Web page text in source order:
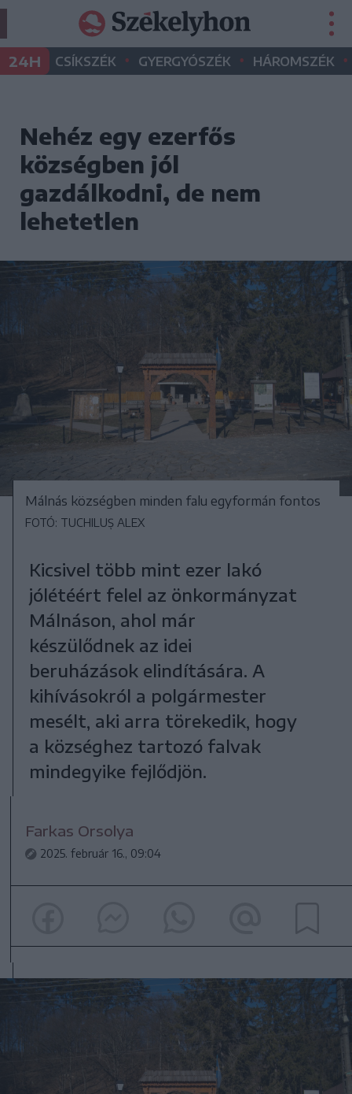
24H CSÍKSZÉK • GYERGYÓSZÉK • HÁROMSZÉK •
Nehéz egy ezerfős
községben jól
gazdálkodni, de nem
lehetetlen
Málnás községben minden falu egyformán fontos
FOTÓ: TUCHILUȘ ALEX
Kicsivel több mint ezer lakó
jólétéért felel az önkormányzat
Málnáson, ahol már
készülődnek az idei
beruházások elindítására. A
kihívásokról a polgármester
mesélt, aki arra törekedik, hogy
a községhez tartozó falvak
mindegyike fejlődjön.
Farkas Orsolya
2025. február 16., 09:04